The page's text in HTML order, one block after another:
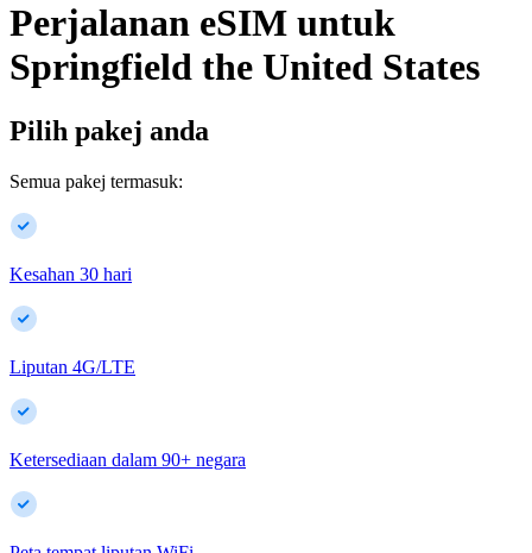
Perjalanan eSIM untuk
Springfield the United States
Pilih pakej anda
Semua pakej termasuk:
Kesahan 30 hari
Liputan 4G/LTE
Ketersediaan dalam 90+ negara